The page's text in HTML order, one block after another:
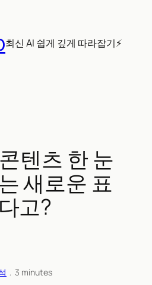
최신 AI 쉽게 깊게 따라잡기⚡
텐츠 한 눈
새로운 표
고?
﹒ 3 minutes